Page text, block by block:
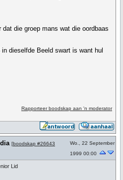
die groep mans wat die oordbaas
dieselfde Beeld swart is want hul
Rapporteer boodskap aan 'n moderator
[boodskap #26643
Wo., 22 September
1999 00:00
Lid